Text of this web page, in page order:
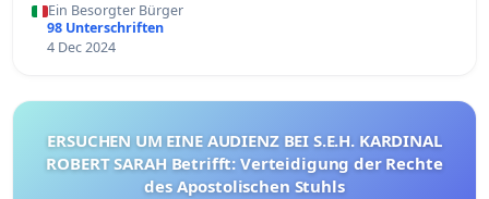
Ein Besorgter Bürger
98 Unterschriften
4 Dec 2024
ERSUCHEN UM EINE AUDIENZ BEI S.E.H. KARDINAL
ROBERT SARAH Betrifft: Verteidigung der Rechte
des Apostolischen Stuhls